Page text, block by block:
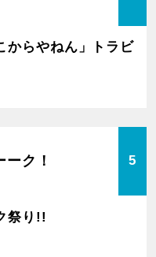
からやねん」トラビ
ーク！ 5
祭り!!